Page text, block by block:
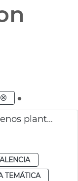
.
Instalación grupos electrógenos plantas potabilizadoras Presa Realó València
TEMÁTICA